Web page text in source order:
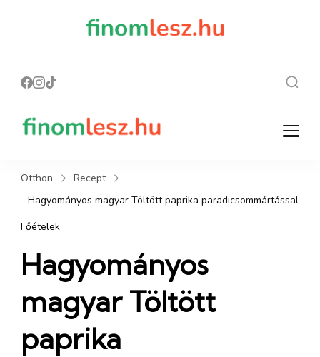
finomlesz.hu
Recept, ami finom lesz.
Otthon
Recept
Hagyományos magyar Töltött paprika paradicsommártással
Főételek
Hagyományos
magyar Töltött
paprika